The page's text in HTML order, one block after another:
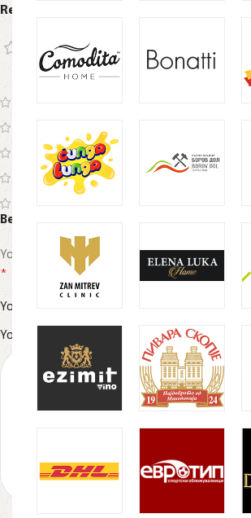
Reviews (0)
0 reviews
0
0
Be the first to review “Принт на книги”
Your email address will not be published.
*
Your rating
Your review